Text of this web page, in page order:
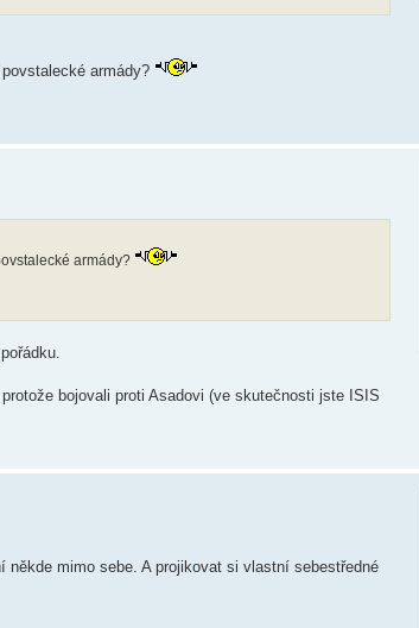
armády?
armády?
bojovali proti Asadovi (ve skutečnosti jste ISIS
mimo sebe. A projikovat si vlastní sebestředné